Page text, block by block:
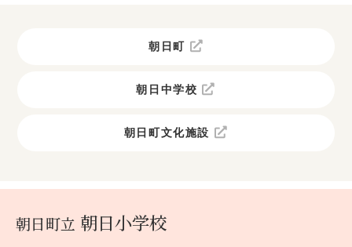
朝日町
朝日中学校
朝日町文化施設
朝日町立 朝日小学校